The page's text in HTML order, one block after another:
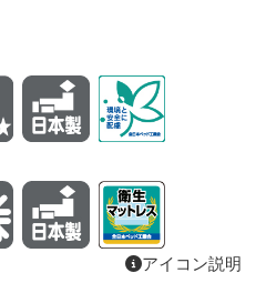
アイコン説明